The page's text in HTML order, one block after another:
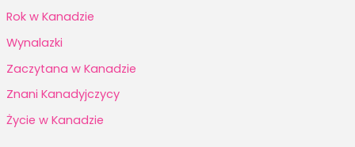
Rok w Kanadzie
Wynalazki
Zaczytana w Kanadzie
Znani Kanadyjczycy
Życie w Kanadzie